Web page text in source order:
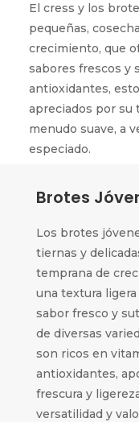
El cress y los
pequeñas,
crecimiento, que
sabores frescos y
antioxidantes,
apreciados por su
menudo suave, a
especiado.
Brotes
Los brotes
tiernas y
temprana de
una textura
sabor fresco y
de diversas
son ricos en
antioxidantes,
frescura y
versatilidad y